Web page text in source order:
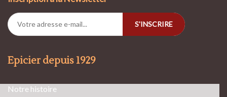
S'INSCRIRE
Epicier depuis 1929
Notre histoire